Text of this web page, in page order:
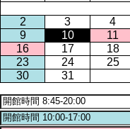
2
3 4
9
10 11
16
17 18
23
24 25
30
31